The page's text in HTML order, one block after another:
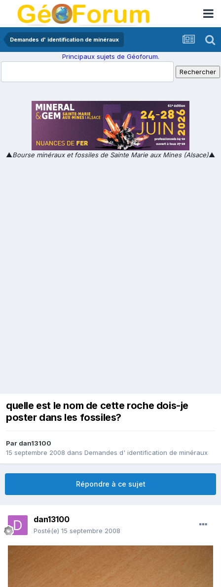
Demandes d' identification de minéraux
Principaux sujets de Géoforum.
▲Bourse minéraux et fossiles de Sainte Marie aux Mines (Alsace)▲
quelle est le nom de cette roche dois-je
poster dans les fossiles?
Par dan13100
15 septembre 2008 dans Demandes d' identification de minéraux
Répondre à ce sujet
dan13100
Posté(e) 15 septembre 2008